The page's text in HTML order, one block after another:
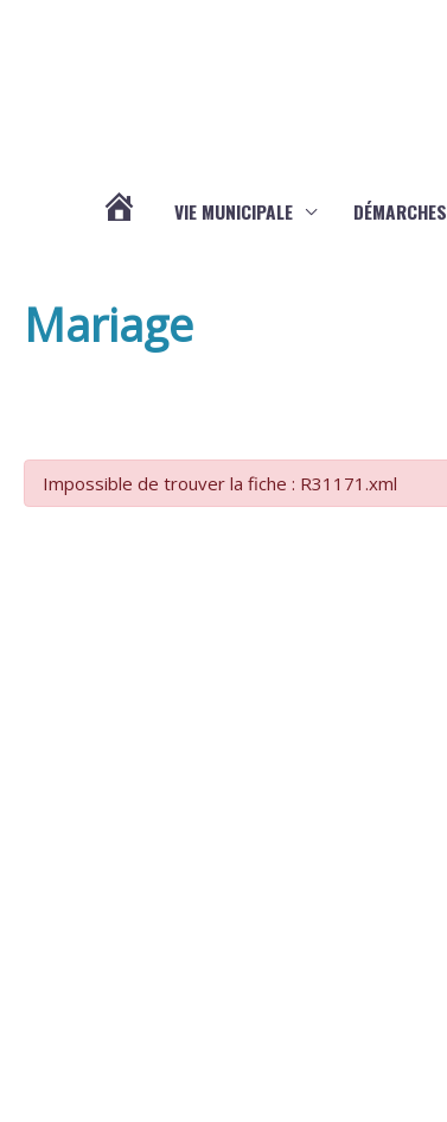
VIE MUNICIPALE DÉMARCHES
Mariage
Impossible de trouver la fiche : R31171.xml